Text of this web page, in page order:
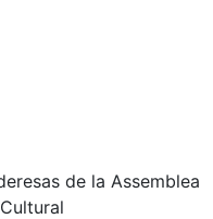
de la Assemblea